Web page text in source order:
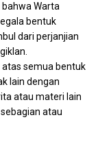
Warta
bentuk
dari perjanjian
semua bentuk
lain dengan
atau materi lain
atau